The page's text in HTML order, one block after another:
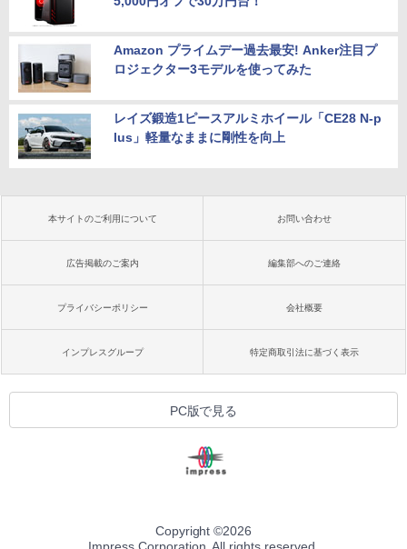
Amazon プライムデー過去最安! Anker注目プ
ロジェクター3モデルを使ってみた
レイズ鍛造1ピースアルミホイール「CE28 N-p
lus」軽量なままに剛性を向上
本サイトのご利用について お問い合わせ
広告掲載のご案内 編集部へのご連絡
プライバシーポリシー 会社概要
インプレスグループ 特定商取引法に基づく表示
PC版で見る
Copyright ©2026